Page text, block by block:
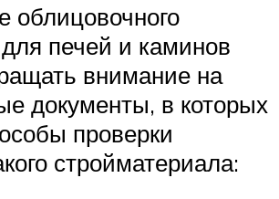
облицовочного
печей и каминов
внимание на
документы, в которых
проверки
стройматериала: